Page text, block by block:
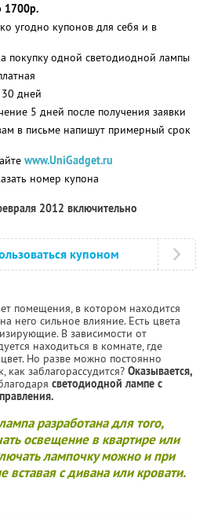
1700р.
угодно купонов для себя и в
покупку одной светодиодной лампы
дней
5 дней после получения заявки
в письме напишут примерный срок
www.UniGadget.ru
номер купона
2012 включительно
купоном
помещения, в котором находится
него сильное влияние. Есть цвета
В зависимости от
находиться в комнате, где
Но разве можно постоянно
заблагорассудится? Оказывается,
светодиодной лампе с
разработана для того,
освещение в квартире или
лампочку можно и при
вставая с дивана или кровати.